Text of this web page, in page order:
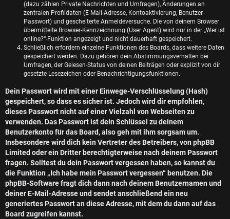
(dazu zählen Private Nachrichten und Umfragen), Änderungen an
zentralen Profildaten (E-Mail-Adresse, Kontoaktivierung, Benutzer-
Passwort) und gescheiterte Anmeldeversuche. Die von deinem Browser
übermittelte Browser-Kennzeichnung (User Agent) wird nur in der „Wer ist
online?“-Funktion angezeigt und nicht dauerhaft gespeichert.
Schließlich erfordern einzelne Funktionen des Boards, dass weitere Daten
gespeichert werden. Dazu gehören dein Abstimmungsverhalten bei
Umfragen, der Gelesen-Status von deinen Beiträgen oder explizit von dir
gesetzte Lesezeichen oder Benachrichtigungsfunktionen.
Dein Passwort wird mit einer Einwege-Verschlüsselung (Hash)
gespeichert, so dass es sicher ist. Jedoch wird dir empfohlen,
dieses Passwort nicht auf einer Vielzahl von Webseiten zu
verwenden. Das Passwort ist dein Schlüssel zu deinem
Benutzerkonto für das Board, also geh mit ihm sorgsam um.
Insbesondere wird dich kein Vertreter des Betreibers, von phpBB
Limited oder ein Dritter berechtigterweise nach deinem Passwort
fragen. Solltest du dein Passwort vergessen haben, so kannst du
die Funktion „Ich habe mein Passwort vergessen“ benutzen. Die
phpBB-Software fragt dich dann nach deinem Benutzernamen und
deiner E-Mail-Adresse und sendet anschließend ein neu
generiertes Passwort an diese Adresse, mit dem du dann auf das
Board zugreifen kannst.